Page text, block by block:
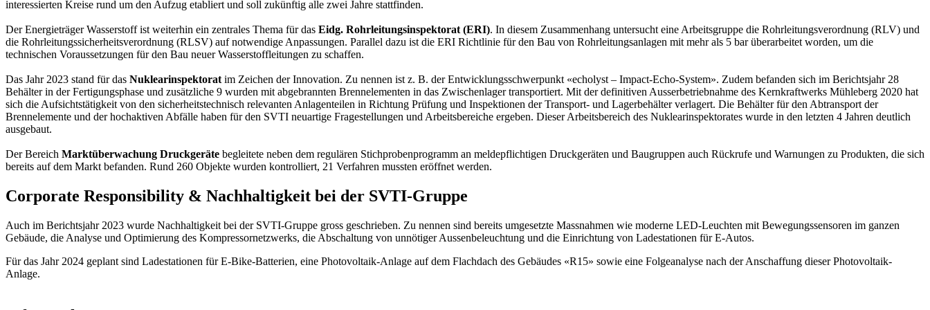
interessierten Kreise rund um den Aufzug etabliert und soll zukünftig alle zwei Jahre stattfinden.
Der Energieträger Wasserstoff ist weiterhin ein zentrales Thema für das Eidg. Rohrleitungsinspektorat (ERI). In diesem Zusammenhang untersucht eine Arbeitsgruppe die Rohrleitungsverordnung (RLV) und
die Rohrleitungssicherheitsverordnung (RLSV) auf notwendige Anpassungen. Parallel dazu ist die ERI Richtlinie für den Bau von Rohrleitungsanlagen mit mehr als 5 bar überarbeitet worden, um die
technischen Voraussetzungen für den Bau neuer Wasserstoffleitungen zu schaffen.
Das Jahr 2023 stand für das Nuklearinspektorat im Zeichen der Innovation. Zu nennen ist z. B. der Entwicklungsschwerpunkt «echolyst – Impact-Echo-System». Zudem befanden sich im Berichtsjahr 28
Behälter in der Fertigungsphase und zusätzliche 9 wurden mit abgebrannten Brennelementen in das Zwischenlager transportiert. Mit der definitiven Ausserbetriebnahme des Kernkraftwerks Mühleberg 2020 hat
sich die Aufsichtstätigkeit von den sicherheitstechnisch relevanten Anlagenteilen in Richtung Prüfung und Inspektionen der Transport- und Lagerbehälter verlagert. Die Behälter für den Abtransport der
Brennelemente und der hochaktiven Abfälle haben für den SVTI neuartige Fragestellungen und Arbeitsbereiche ergeben. Dieser Arbeitsbereich des Nuklearinspektorates wurde in den letzten 4 Jahren deutlich
ausgebaut.
Der Bereich Marktüberwachung Druckgeräte begleitete neben dem regulären Stichprobenprogramm an meldepflichtigen Druckgeräten und Baugruppen auch Rückrufe und Warnungen zu Produkten, die sich
bereits auf dem Markt befanden. Rund 260 Objekte wurden kontrolliert, 21 Verfahren mussten eröffnet werden.
Corporate Responsibility & Nachhaltigkeit bei der SVTI-Gruppe
Auch im Berichtsjahr 2023 wurde Nachhaltigkeit bei der SVTI-Gruppe gross geschrieben. Zu nennen sind bereits umgesetzte Massnahmen wie moderne LED-Leuchten mit Bewegungssensoren im ganzen
Gebäude, die Analyse und Optimierung des Kompressornetzwerks, die Abschaltung von unnötiger Aussenbeleuchtung und die Einrichtung von Ladestationen für E-Autos.
Für das Jahr 2024 geplant sind Ladestationen für E-Bike-Batterien, eine Photovoltaik-Anlage auf dem Flachdach des Gebäudes «R15» sowie eine Folgeanalyse nach der Anschaffung dieser Photovoltaik-
Anlage.